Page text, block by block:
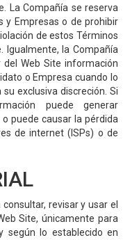
La Compañía se reserva
y Empresas o de prohibir
de estos Términos
Igualmente, la Compañía
Web Site información
o Empresa cuando lo
exclusiva discreción. Si
puede generar
puede causar la pérdida
de internet (ISPs) o de
revisar y usar el
Site, únicamente para
según lo establecido en